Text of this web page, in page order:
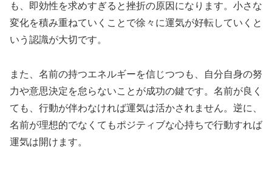
も、即効性を求めすぎると挫折の原因になります。小さな
変化を積み重ねていくことで徐々に運気が好転していくと
いう認識が大切です。
また、名前の持つエネルギーを信じつつも、自分自身の努
力や意思決定を怠らないことが成功の鍵です。名前が良く
ても、行動が伴わなければ運気は活かされません。逆に、
名前が理想的でなくてもポジティブな心持ちで行動すれば
運気は開けます。